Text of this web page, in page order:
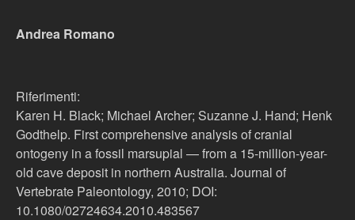
Andrea Romano
Riferimenti:
Karen H. Black; Michael Archer; Suzanne J. Hand; Henk
Godthelp. First comprehensive analysis of cranial
ontogeny in a fossil marsupial — from a 15-million-year-
old cave deposit in northern Australia. Journal of
Vertebrate Paleontology, 2010; DOI:
10.1080/02724634.2010.483567